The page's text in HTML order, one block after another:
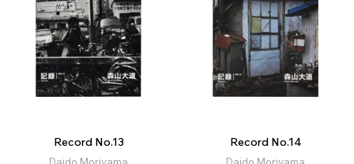
Record No.13
Daido Moriyama
Record No.14
Daido Moriyama